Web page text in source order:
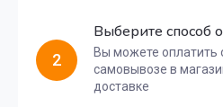
2
Выберите способ
Вы можете оплатить
самовывозе в
доставке